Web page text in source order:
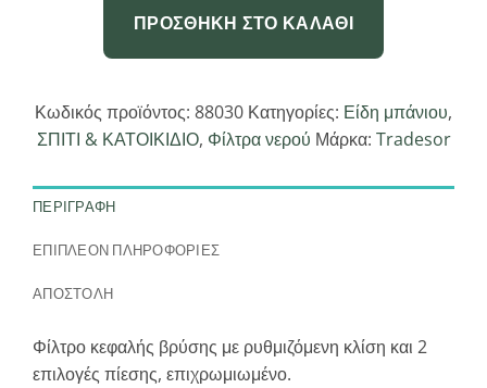
ΠΡΟΣΘΉΚΗ ΣΤΟ ΚΑΛΆΘΙ
Κωδικός προϊόντος: 88030 Κατηγορίες: Είδη μπάνιου,
ΣΠΙΤΙ & ΚΑΤΟΙΚΙΔΙΟ, Φίλτρα νερού Μάρκα: Tradesor
ΠΕΡΙΓΡΑΦΉ
ΕΠΙΠΛΈΟΝ ΠΛΗΡΟΦΟΡΊΕΣ
ΑΠΟΣΤΟΛΗ
Φίλτρο κεφαλής βρύσης με ρυθμιζόμενη κλίση και 2
επιλογές πίεσης, επιχρωμιωμένο.